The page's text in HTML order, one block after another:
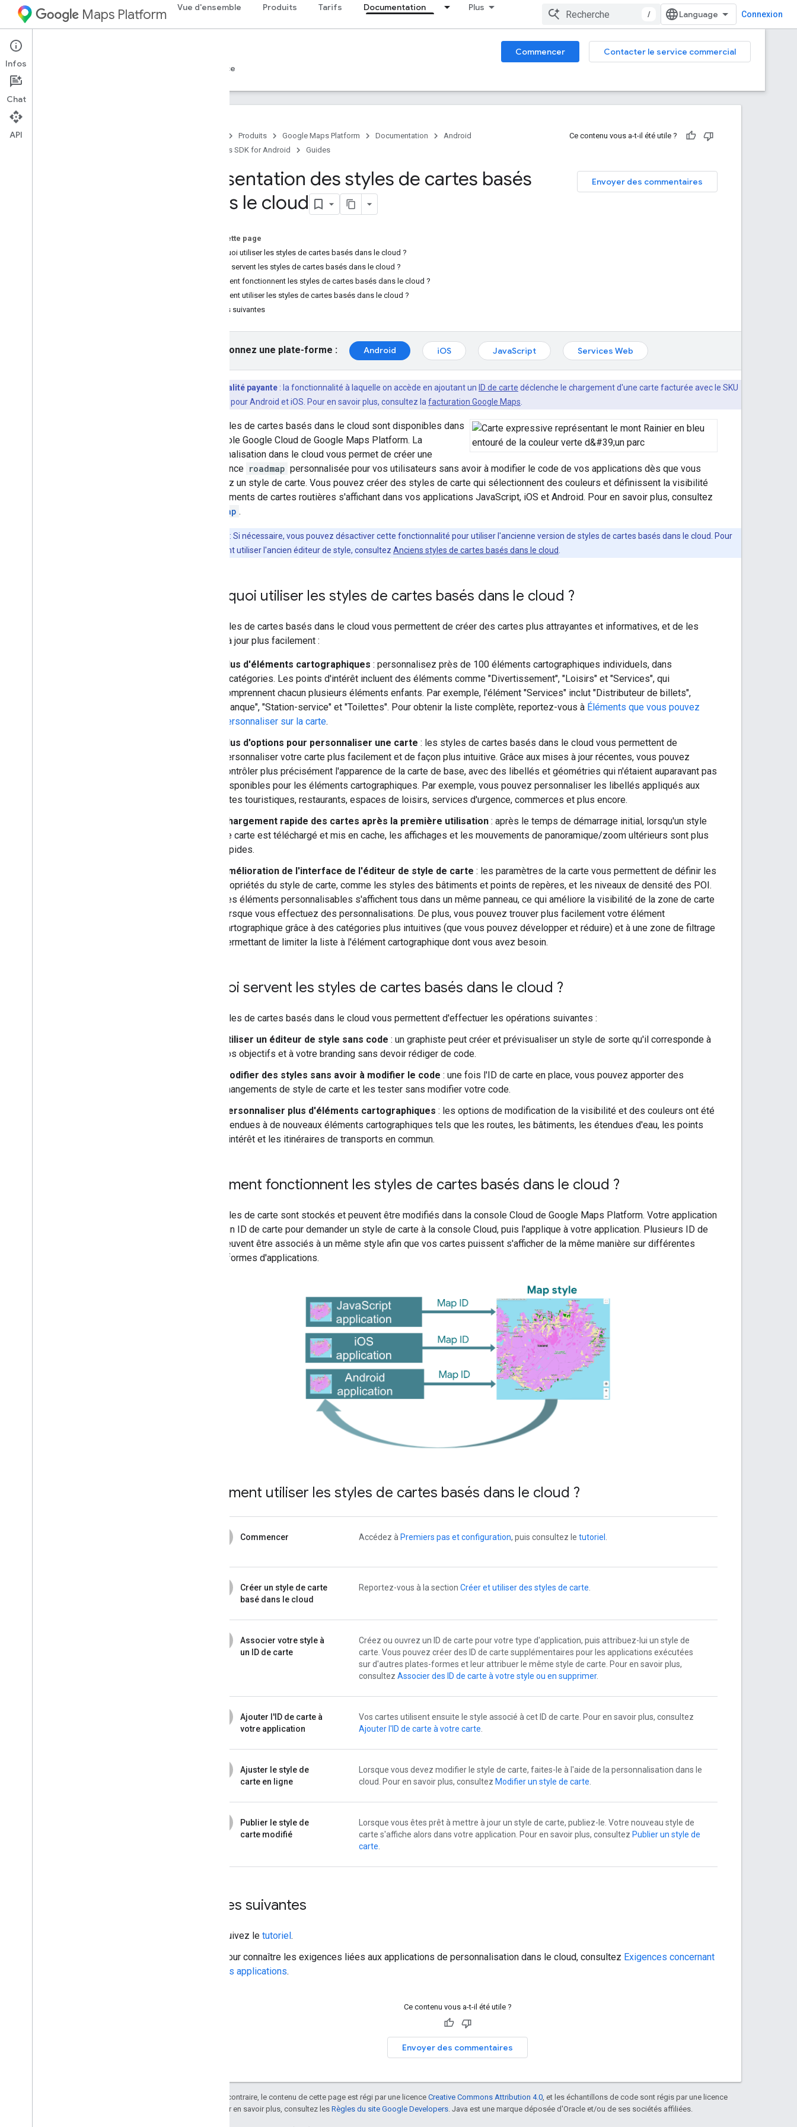
Maps Platform Vue d'ensemble Produits Tarifs Documentation Plus
/ Connexion
Android Commencer
Contacter le service commercial
Guides
Assistance
Produits Google Maps Platform Documentation
Android
Maps SDK for Android
Guides
Ce contenu vous a-t-il été utile ?
Envoyer des commentaires
Présentation des styles de cartes basés
dans le cloud
Sur cette page
Pourquoi utiliser les styles de cartes basés dans le cloud ?
À quoi servent les styles de cartes basés dans le cloud ?
Comment fonctionnent les styles de cartes basés dans le cloud ?
Comment utiliser les styles de cartes basés dans le cloud ?
Étapes suivantes
Sélectionnez une plate-forme : Android iOS JavaScript Services Web
Fonctionnalité payante : la fonctionnalité à laquelle on accède en ajoutant un ID de carte déclenche le chargement d'une carte facturée avec le SKU
Dynamic Maps pour Android et iOS. Pour en savoir plus, consultez la facturation Google Maps
Les styles de cartes basés dans le cloud sont disponibles dans
la console Google Cloud de Google Maps Platform. La
personnalisation dans le cloud vous permet de créer une
expérience roadmap personnalisée pour vos utilisateurs sans avoir à modifier le code de vos applications dès que vous
modifiez un style de carte. Vous pouvez créer des styles de carte qui sélectionnent des couleurs et définissent la visibilité
des éléments de cartes routières s'affichant dans vos applications JavaScript, iOS et Android. Pour en savoir plus, consultez
roadmap .
Remarque : Si nécessaire, vous pouvez désactiver cette fonctionnalité pour utiliser l'ancienne version de styles de cartes basés dans le cloud. Pour
savoir comment utiliser l'ancien éditeur de style, consultez Anciens styles de cartes basés dans le cloud
Pourquoi utiliser les styles de cartes basés dans le cloud ?
Les styles de cartes basés dans le cloud vous permettent de créer des cartes plus attrayantes et informatives, et de les
mettre à jour plus facilement :
Plus d'éléments cartographiques : personnalisez près de 100 éléments cartographiques individuels, dans
4 catégories. Les points d'intérêt incluent des éléments comme "Divertissement", "Loisirs" et "Services", qui
comprennent chacun plusieurs éléments enfants. Par exemple, l'élément "Services" inclut "Distributeur de billets",
"Banque", "Station-service" et "Toilettes". Pour obtenir la liste complète, reportez-vous à Éléments que vous pouvez
personnaliser sur la carte.
Plus d'options pour personnaliser une carte : les styles de cartes basés dans le cloud vous permettent de
personnaliser votre carte plus facilement et de façon plus intuitive. Grâce aux mises à jour récentes, vous pouvez
contrôler plus précisément l'apparence de la carte de base, avec des libellés et géométries qui n'étaient auparavant pas
disponibles pour les éléments cartographiques. Par exemple, vous pouvez personnaliser les libellés appliqués aux
sites touristiques, restaurants, espaces de loisirs, services d'urgence, commerces et plus encore.
Chargement rapide des cartes après la première utilisation : après le temps de démarrage initial, lorsqu'un style
de carte est téléchargé et mis en cache, les affichages et les mouvements de panoramique/zoom ultérieurs sont plus
rapides.
Amélioration de l'interface de l'éditeur de style de carte : les paramètres de la carte vous permettent de définir les
propriétés du style de carte, comme les styles des bâtiments et points de repères, et les niveaux de densité des POI.
Les éléments personnalisables s'affichent tous dans un même panneau, ce qui améliore la visibilité de la zone de carte
lorsque vous effectuez des personnalisations. De plus, vous pouvez trouver plus facilement votre élément
cartographique grâce à des catégories plus intuitives (que vous pouvez développer et réduire) et à une zone de filtrage
permettant de limiter la liste à l'élément cartographique dont vous avez besoin.
À quoi servent les styles de cartes basés dans le cloud ?
Les styles de cartes basés dans le cloud vous permettent d'effectuer les opérations suivantes :
Utiliser un éditeur de style sans code : un graphiste peut créer et prévisualiser un style de sorte qu'il corresponde à
vos objectifs et à votre branding sans devoir rédiger de code.
Modifier des styles sans avoir à modifier le code : une fois l'ID de carte en place, vous pouvez apporter des
changements de style de carte et les tester sans modifier votre code.
Personnaliser plus d'éléments cartographiques : les options de modification de la visibilité et des couleurs ont été
étendues à de nouveaux éléments cartographiques tels que les routes, les bâtiments, les étendues d'eau, les points
d'intérêt et les itinéraires de transports en commun.
Comment fonctionnent les styles de cartes basés dans le cloud ?
Les styles de carte sont stockés et peuvent être modifiés dans la console Cloud de Google Maps Platform. Votre application
utilise un ID de carte pour demander un style de carte à la console Cloud, puis l'applique à votre application. Plusieurs ID de
carte peuvent être associés à un même style afin que vos cartes puissent s'afficher de la même manière sur différentes
plates-formes d'applications.
Comment utiliser les styles de cartes basés dans le cloud ?
Commencer Accédez à Premiers pas et configuration, puis consultez le tutoriel .
Créer un style de carte
basé dans le cloud
Reportez-vous à la section Créer et utiliser des styles de carte.
Associer votre style à
un ID de carte
Créez ou ouvrez un ID de carte pour votre type d'application, puis attribuez-lui un style de
carte. Vous pouvez créer des ID de carte supplémentaires pour les applications exécutées
sur d'autres plates-formes et leur attribuer le même style de carte. Pour en savoir plus,
consultez Associer des ID de carte à votre style ou en supprimer.
Ajouter l'ID de carte à
votre application
Vos cartes utilisent ensuite le style associé à cet ID de carte. Pour en savoir plus, consultez
Ajouter l'ID de carte à votre carte.
Ajuster le style de
carte en ligne
Lorsque vous devez modifier le style de carte, faites-le à l'aide de la personnalisation dans le
cloud. Pour en savoir plus, consultez Modifier un style de carte.
Publier le style de
carte modifié
Lorsque vous êtes prêt à mettre à jour un style de carte, publiez-le. Votre nouveau style de
carte s'affiche alors dans votre application. Pour en savoir plus, consultez Publier un style de
carte.
Étapes suivantes
Suivez le tutoriel .
Pour connaître les exigences liées aux applications de personnalisation dans le cloud, consultez Exigences concernant
les applications.
Ce contenu vous a-t-il été utile ?
Envoyer des commentaires
Sauf indication contraire, le contenu de cette page est régi par une licence Creative Commons Attribution 4.0, et les échantillons de code sont régis par une licence
. Pour en savoir plus, consultez les Règles du site Google Developers. Java est une marque déposée d'Oracle et/ou de ses sociétés affiliées.
Infos
Chat
API